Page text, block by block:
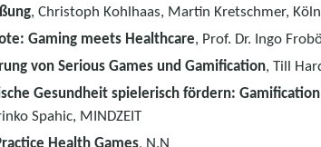
, Christoph Kohlhaas, Martin Kretschmer,
Gaming meets Healthcare, Prof. Dr. Ingo
von Serious Games und Gamification, Till
Gesundheit spielerisch fördern:
Spahic, MINDZEIT
Health Games, N.N